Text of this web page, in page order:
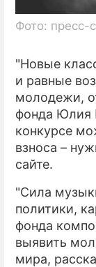
Фото: пресс-
"Новые
и равные
молодежи,
фонда Юлия
конкурсе
взноса –
сайте.
"Сила
политики,
фонда
выявить
мира,